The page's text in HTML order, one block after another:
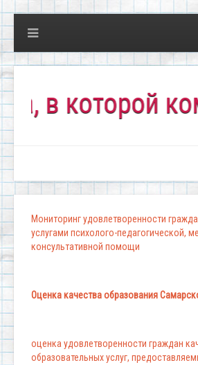
Мониторинг удовлетворенности
услугами психолого-педагогической,
консультативной помощи
Оценка качества образования
оценка удовлетворенности граждан
образовательных услуг,